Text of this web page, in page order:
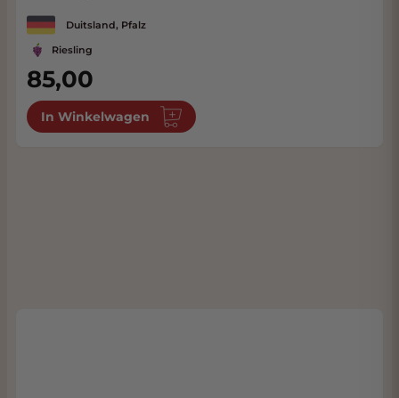
Duitsland, Pfalz
Riesling
85,00
In Winkelwagen